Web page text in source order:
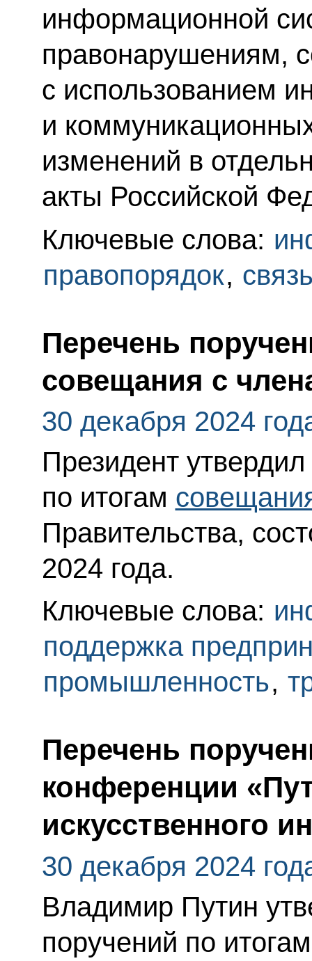
информационной
правонарушениям,
с использованием
и
изменений в
акты Российской
Ключевые слова:
правопорядок,
Перечень
совещания с
30 декабря 2024
Президент
по итогам
Правительства,
2024 года.
Ключевые слова:
поддержка
промышленность,
Перечень
конференции
искусственного
30 декабря 2024
Владимир Путин
поручений по